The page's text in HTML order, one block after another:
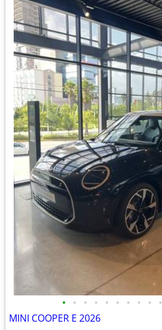
• • • • • • • • • •
MINI COOPER E 2026